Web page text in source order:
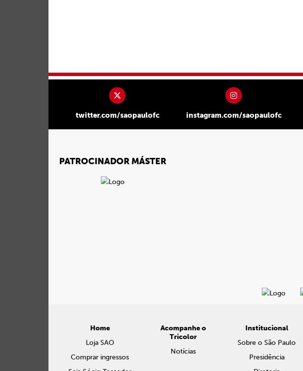
twitter.com/saopaulofc instagram.com/saopaulofc
PATROCINADOR MÁSTER
Home
Loja SAO
Comprar ingressos
Acompanhe o
Tricolor
Notícias
Institucional
Sobre o São Paulo
Presidência